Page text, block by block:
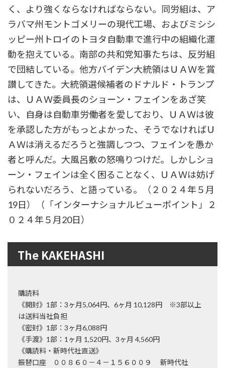
く、より強くならなければならない。同労組は、ア
ラバマ州モントゴメリーの現代工場、およびミシシ
ッピー州トロイのトヨタ自動車で進行中の組織化運
動を抱えている。南部の共和党知事たちは、反労組
で団結している。他方バイデン大統領はＵＡＷを賞
讃してきた。大統領選候補者のドナルド・トランプ
は、ＵＡＷ委員長のショーン・フェインをあざ笑
い、自身は自動車労働者を愛しており、ＵＡＷは彼
を承認した方がもっとよかった、そうでなければＵ
ＡＷは消えるだろうと強調しつつ、フェインを愚か
者と呼んだ。大風呂敷の怒鳴りつけだ。しかしショ
ーン・フェインは全く困ることなく、ＵＡＷは妨げ
られないだろう、と語っている。（２０２４年５月
19日）（「インターナショナルビューポイント」２
０２４年５月20日）
The KAKEHASHI
購読料
《開封》1部：3ヶ月5,064円、6ヶ月 10,128円 ※3部以上
は送料当社負担
《密封》1部：3ヶ月6,088円
《手渡》1部：1ヶ月 1,520円、3ヶ月 4,560円
《購読料・新時代社直送》
振替口座 ００８６０－４－１５６００９ 新時代社